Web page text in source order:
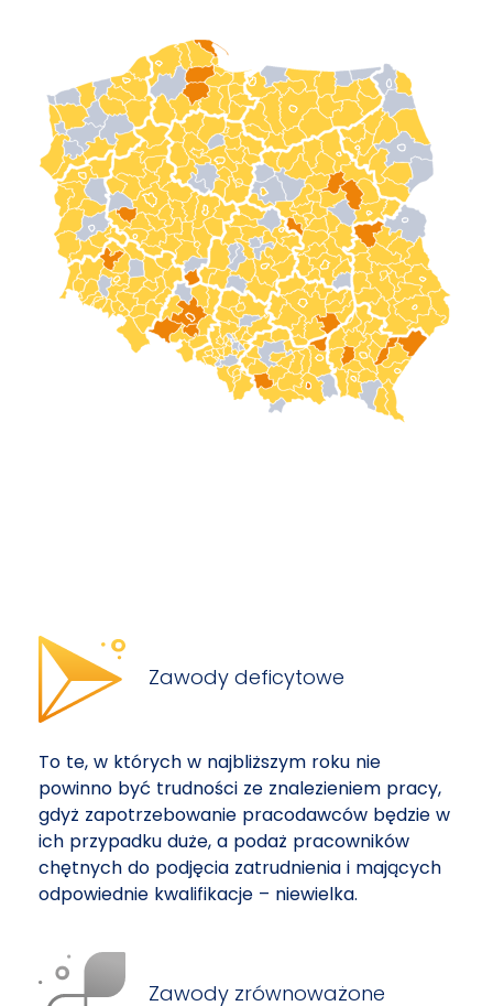
Zawody deficytowe
To te, w których w najbliższym roku nie
powinno być trudności ze znalezieniem pracy,
gdyż zapotrzebowanie pracodawców będzie w
ich przypadku duże, a podaż pracowników
chętnych do podjęcia zatrudnienia i mających
odpowiednie kwalifikacje – niewielka.
Zawody zrównoważone